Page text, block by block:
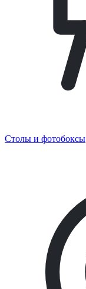
Столы и фотобоксы